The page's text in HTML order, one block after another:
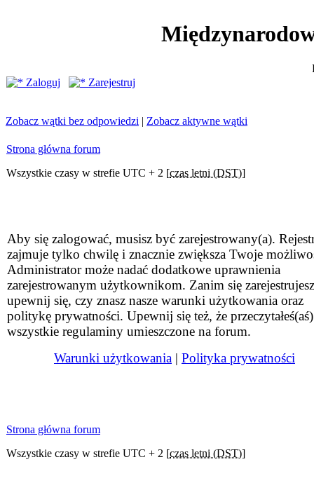
Zaloguj
Zarejestruj
Zobacz wątki bez odpowiedzi | Zobacz aktywne wątki
Strona główna forum
Wszystkie czasy w strefie UTC + 2 [czas letni (DST)]
Aby się zalogować, musisz być zarejestrowany(a).
zajmuje tylko chwilę i znacznie zwiększa Twoje
Administrator może nadać dodatkowe uprawnienia
zarejestrowanym użytkownikom. Zanim się
upewnij się, czy znasz nasze warunki użytkowania oraz
politykę prywatności. Upewnij się też, że przeczytałeś(aś)
wszystkie regulaminy umieszczone na forum.
Warunki użytkowania | Polityka prywatności
Strona główna forum
Wszystkie czasy w strefie UTC + 2 [czas letni (DST)]